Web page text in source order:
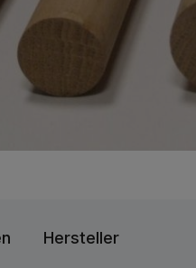
Hersteller